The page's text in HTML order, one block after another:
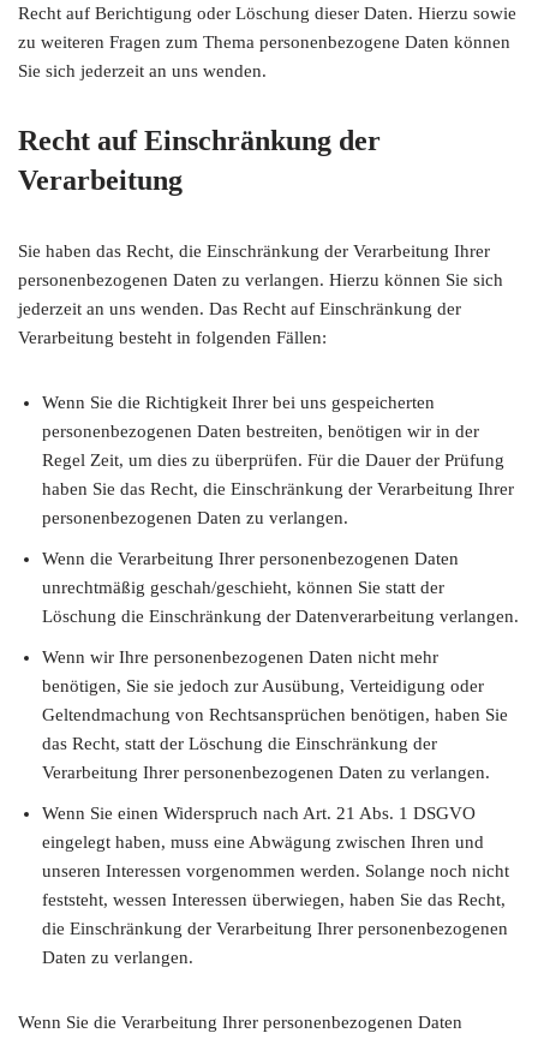
Recht auf Berichtigung oder Löschung dieser Daten. Hierzu sowie
zu weiteren Fragen zum Thema personenbezogene Daten können
Sie sich jederzeit an uns wenden.
Recht auf Einschränkung der
Verarbeitung
Sie haben das Recht, die Einschränkung der Verarbeitung Ihrer
personenbezogenen Daten zu verlangen. Hierzu können Sie sich
jederzeit an uns wenden. Das Recht auf Einschränkung der
Verarbeitung besteht in folgenden Fällen:
Wenn Sie die Richtigkeit Ihrer bei uns gespeicherten
personenbezogenen Daten bestreiten, benötigen wir in der
Regel Zeit, um dies zu überprüfen. Für die Dauer der Prüfung
haben Sie das Recht, die Einschränkung der Verarbeitung Ihrer
personenbezogenen Daten zu verlangen.
Wenn die Verarbeitung Ihrer personenbezogenen Daten
unrechtmäßig geschah/geschieht, können Sie statt der
Löschung die Einschränkung der Datenverarbeitung verlangen.
Wenn wir Ihre personenbezogenen Daten nicht mehr
benötigen, Sie sie jedoch zur Ausübung, Verteidigung oder
Geltendmachung von Rechtsansprüchen benötigen, haben Sie
das Recht, statt der Löschung die Einschränkung der
Verarbeitung Ihrer personenbezogenen Daten zu verlangen.
Wenn Sie einen Widerspruch nach Art. 21 Abs. 1 DSGVO
eingelegt haben, muss eine Abwägung zwischen Ihren und
unseren Interessen vorgenommen werden. Solange noch nicht
feststeht, wessen Interessen überwiegen, haben Sie das Recht,
die Einschränkung der Verarbeitung Ihrer personenbezogenen
Daten zu verlangen.
Wenn Sie die Verarbeitung Ihrer personenbezogenen Daten